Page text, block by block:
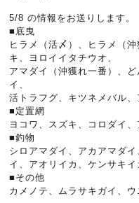
5/8 の情報をお送りします。
■底曳
ヒラメ（活〆）、ヒラメ（
キ、ヨロイイタチウオ、
アマダイ（沖獲れ一番）、
イ、
活トラフグ、キツネメバル、
■定置網
ヨコワ、スズキ、コロダイ、
■釣物
シロアマダイ、アカアマダ
イ、アオリイカ、ケンサキイ
■その他
カメノテ、ムラサキガイ、ウ